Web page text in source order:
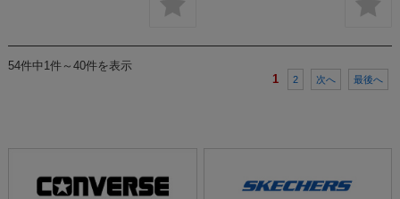
54件中1件～40件を表示
1
2 次へ 最後へ